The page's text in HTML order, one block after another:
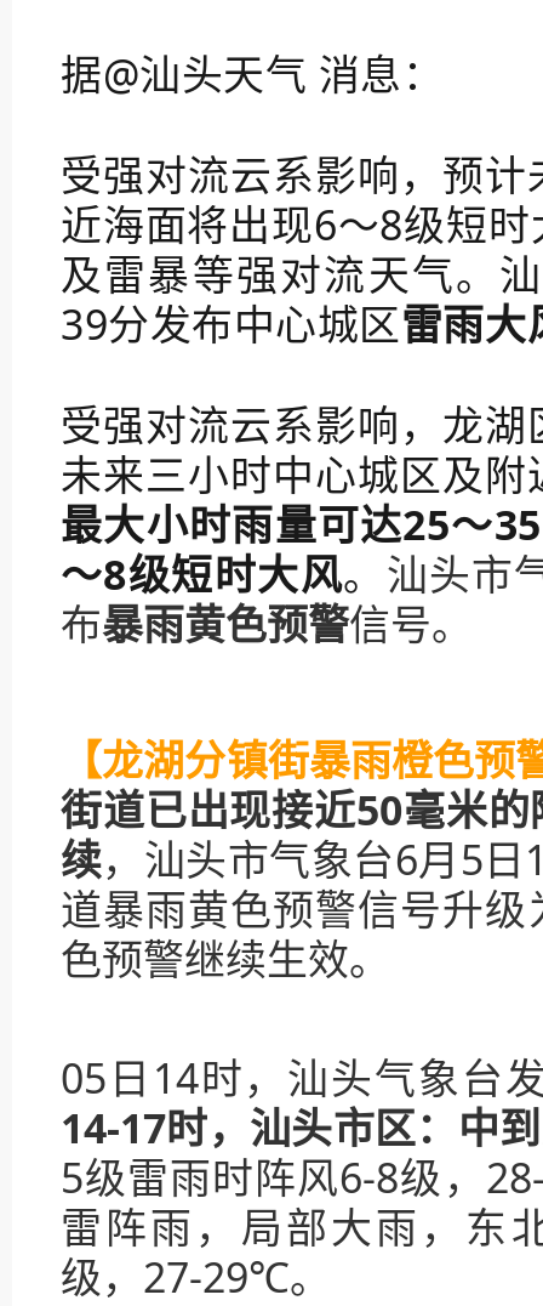
据@汕头天气 消息：
受强对流云系影响，预
近海面将出现6～8级短
及雷暴等强对流天气。
39分发布中心城区雷雨大
受强对流云系影响，龙
未来三小时中心城区及
最大小时雨量可达25～
～8级短时大风。 汕头市
布暴雨黄色预警信号。
【龙湖分镇街暴雨橙色预
街道已出现接近50毫米
续，汕头市气象台6月5
道暴雨黄色预警信号升
色预警继续生效。
05日14时，汕头气象台
14-17时，汕头市区：中
5级雷雨时阵风6-8级，
雷阵雨，局部大雨，东
级，27-29℃。